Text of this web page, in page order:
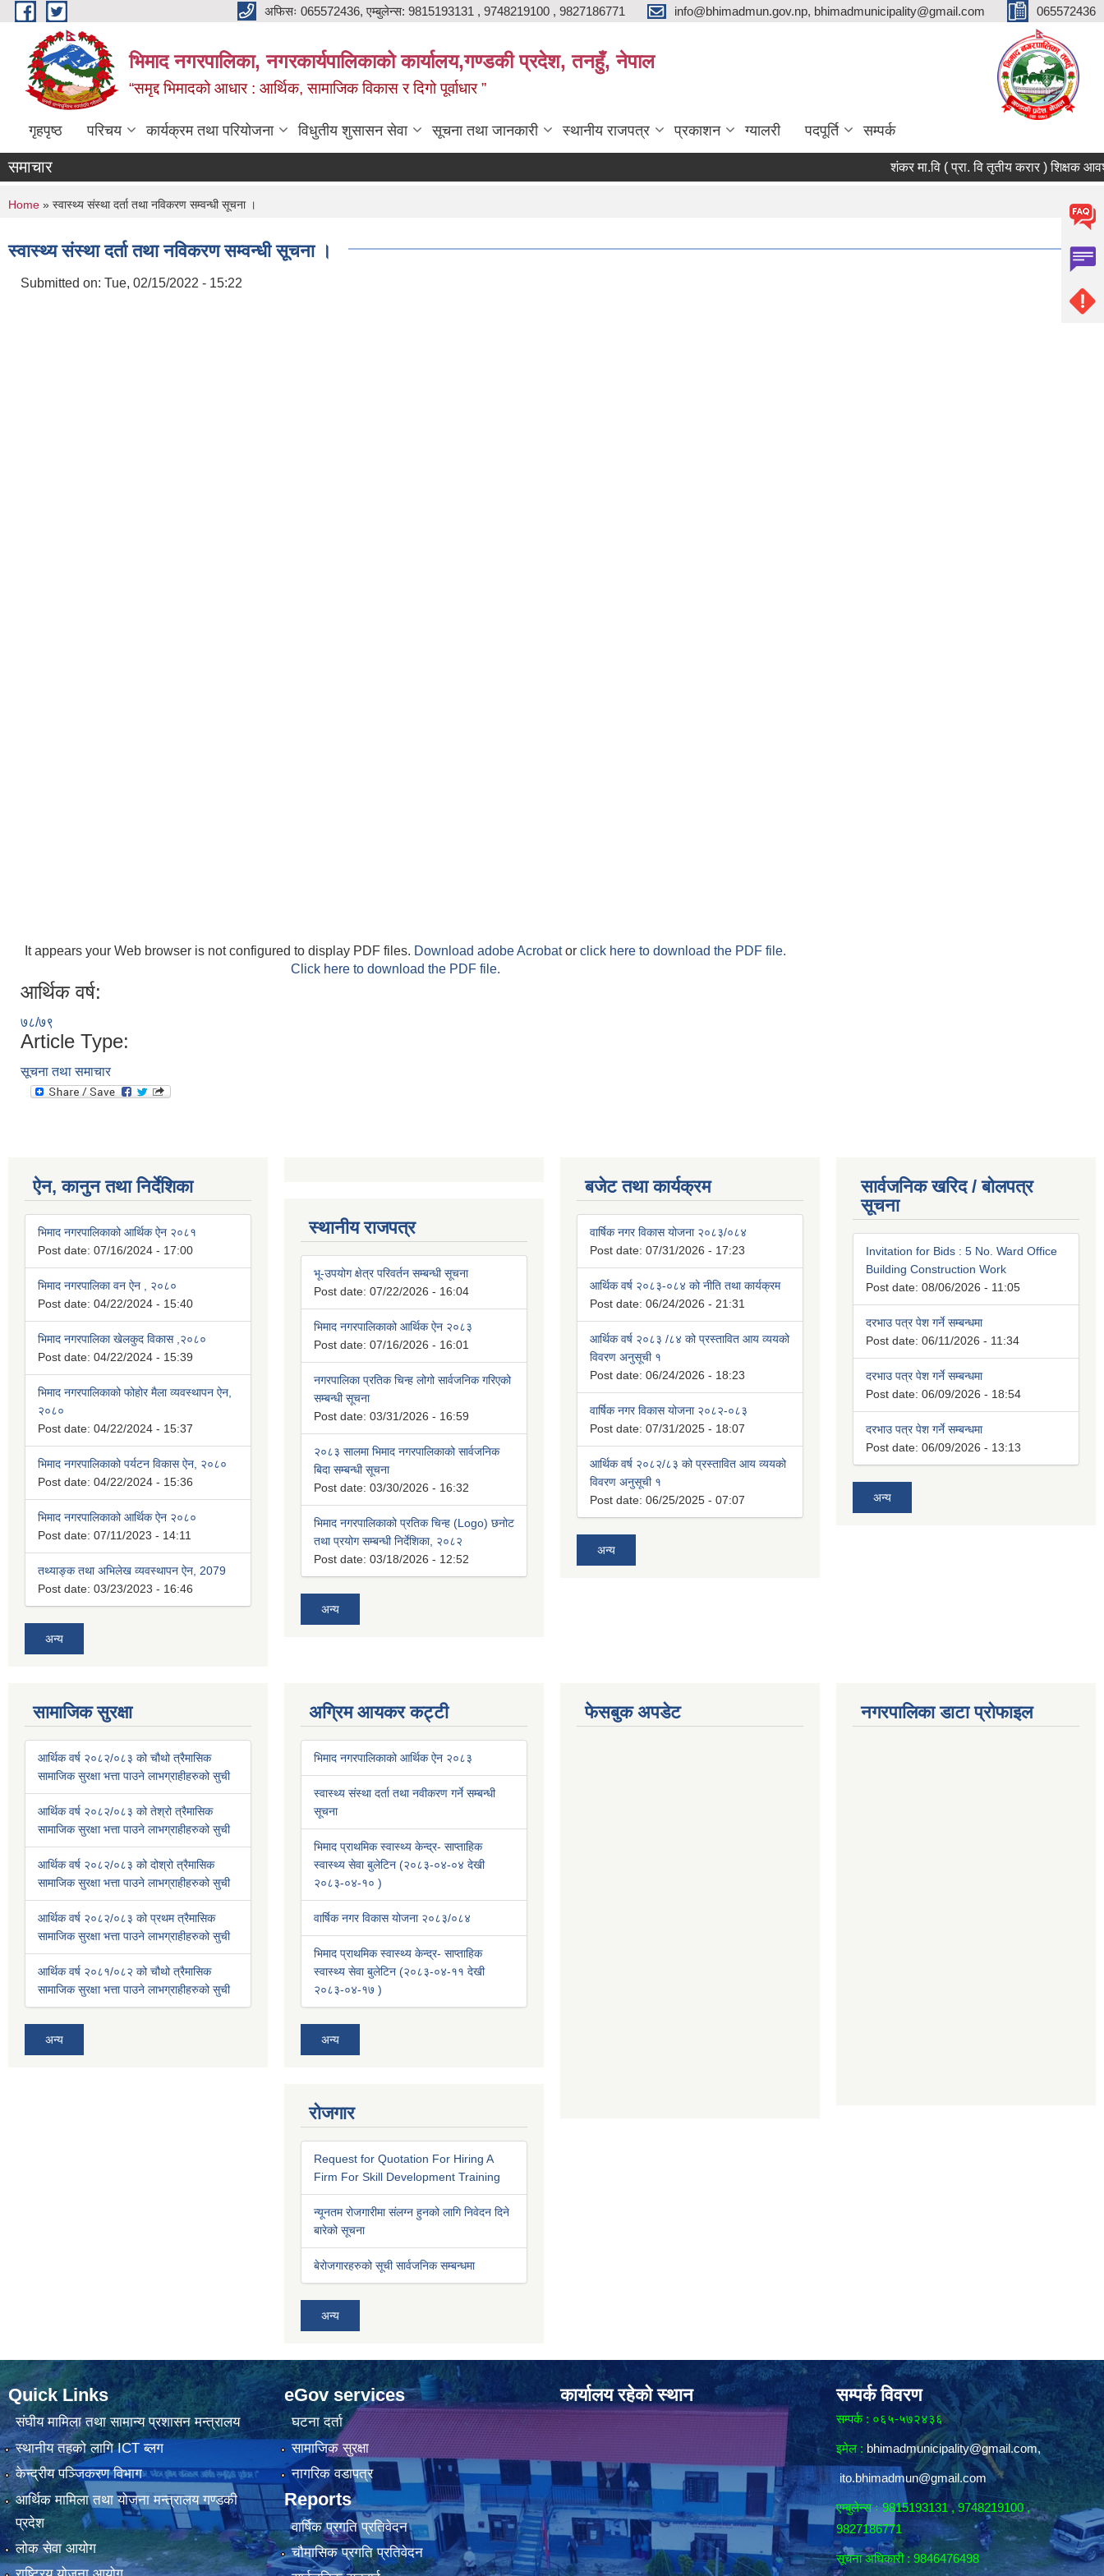
Skip to main content अफिसः 065572436, ‍‍एम्बुलेन्स: 9815193131 , 9748219100 , 9827186771 info@bhimadmun.gov.np, bhimadmunicipality@gmail.com 065572436
भिमाद नगरपालिका, नगरकार्यपालिकाको कार्यालय,गण्डकी प्रदेश, तनहुँ, नेपाल
“समृद्द भिमादको आधार : आर्थिक, सामाजिक विकास र दिगो पूर्वाधार ”
गृहपृष्ठ परिचय कार्यक्रम तथा परियोजना विधुतीय शुसासन सेवा सूचना तथा जानकारी स्थानीय राजपत्र प्रकाशन ग्यालरी पदपूर्ति सम्पर्क
समाचार शंकर मा.वि ( प्रा. वि तृतीय करार ) शिक्षक आवश्यकता
You are here
Home » स्वास्थ्य संस्था दर्ता तथा नविकरण सम्वन्धी सूचना ।
स्वास्थ्य संस्था दर्ता तथा नविकरण सम्वन्धी सूचना ।
Submitted on: Tue, 02/15/2022 - 15:22
It appears your Web browser is not configured to display PDF files. Download adobe Acrobator click here to download the PDF file.
Click here to download the PDF file.
आर्थिक वर्ष:
७८/७९
Article Type:
सूचना तथा समाचार
ऐन, कानुन तथा निर्देशिका
भिमाद नगरपालिकाको आर्थिक ऐन २०८१
Post date: 07/16/2024 - 17:00
भिमाद नगरपालिका वन ऐन , २०८०
Post date: 04/22/2024 - 15:40
भिमाद नगरपालिका खेलकुद विकास ,२०८०
Post date: 04/22/2024 - 15:39
भिमाद नगरपालिकाको फोहोर मैला व्यवस्थापन ऐन,
२०८०
Post date: 04/22/2024 - 15:37
भिमाद नगरपालिकाको पर्यटन विकास ऐन, २०८०
Post date: 04/22/2024 - 15:36
भिमाद नगरपालिकाको आर्थिक ऐन २०८०
Post date: 07/11/2023 - 14:11
तथ्याङ्क तथा अभिलेख व्यवस्थापन ऐन, 2079
Post date: 03/23/2023 - 16:46
अन्य
स्थानीय राजपत्र
भू-उपयोग क्षेत्र परिवर्तन सम्बन्धी सूचना
Post date: 07/22/2026 - 16:04
भिमाद नगरपालिकाको आर्थिक ऐन २०८३
Post date: 07/16/2026 - 16:01
नगरपालिका प्रतिक चिन्ह लोगो सार्वजनिक गरिएको
सम्बन्धी सूचना
Post date: 03/31/2026 - 16:59
२०८३ सालमा भिमाद नगरपालिकाको सार्वजनिक
बिदा सम्बन्धी सूचना
Post date: 03/30/2026 - 16:32
भिमाद नगरपालिकाको प्रतिक चिन्ह (Logo) छनोट
तथा प्रयोग सम्बन्धी निर्देशिका, २०८२
Post date: 03/18/2026 - 12:52
अन्य
बजेट तथा कार्यक्रम
वार्षिक नगर विकास योजना २०८३/०८४
Post date: 07/31/2026 - 17:23
आर्थिक वर्ष २०८३-०८४ को नीति तथा कार्यक्रम
Post date: 06/24/2026 - 21:31
आर्थिक वर्ष २०८३ /८४ को प्रस्तावित आय व्ययको
विवरण अनुसूची १
Post date: 06/24/2026 - 18:23
वार्षिक नगर विकास योजना २०८२-०८३
Post date: 07/31/2025 - 18:07
आर्थिक वर्ष २०८२/८३ को प्रस्तावित आय व्ययको
विवरण अनुसूची १
Post date: 06/25/2025 - 07:07
अन्य
सार्वजनिक खरिद / बोलपत्र
सूचना
Invitation for Bids : 5 No. Ward Office
Building Construction Work
Post date: 08/06/2026 - 11:05
दरभाउ पत्र पेश गर्ने सम्बन्धमा
Post date: 06/11/2026 - 11:34
दरभाउ पत्र पेश गर्ने सम्बन्धमा
Post date: 06/09/2026 - 18:54
दरभाउ पत्र पेश गर्ने सम्बन्धमा
Post date: 06/09/2026 - 13:13
अन्य
सामाजिक सुरक्षा
आर्थिक वर्ष २०८२/०८३ को चौथो त्रैमासिक
सामाजिक सुरक्षा भत्ता पाउने लाभग्राहीहरुको सुची
आर्थिक वर्ष २०८२/०८३ को तेश्रो त्रैमासिक
सामाजिक सुरक्षा भत्ता पाउने लाभग्राहीहरुको सुची
आर्थिक वर्ष २०८२/०८३ को दोश्रो त्रैमासिक
सामाजिक सुरक्षा भत्ता पाउने लाभग्राहीहरुको सुची
आर्थिक वर्ष २०८२/०८३ को प्रथम त्रैमासिक
सामाजिक सुरक्षा भत्ता पाउने लाभग्राहीहरुको सुची
आर्थिक वर्ष २०८१/०८२ को चौथो त्रैमासिक
सामाजिक सुरक्षा भत्ता पाउने लाभग्राहीहरुको सुची
अन्य
अग्रिम आयकर कट्टी
भिमाद नगरपालिकाको आर्थिक ऐन २०८३
स्वास्थ्य संस्था दर्ता तथा नवीकरण गर्ने सम्बन्धी
सूचना
भिमाद प्राथमिक स्वास्थ्य केन्द्र- साप्ताहिक
स्वास्थ्य सेवा बुलेटिन (२०८३-०४-०४ देखी
२०८३-०४-१० )
वार्षिक नगर विकास योजना २०८३/०८४
भिमाद प्राथमिक स्वास्थ्य केन्द्र- साप्ताहिक
स्वास्थ्य सेवा बुलेटिन (२०८३-०४-११ देखी
२०८३-०४-१७ )
अन्य
रोजगार
Request for Quotation For Hiring A
Firm For Skill Development Training
न्यूनतम रोजगारीमा संलग्न हुनको लागि निवेदन दिने
बारेको सूचना
बेरोजगारहरुको सूची सार्वजनिक सम्बन्धमा
अन्य
फेसबुक अपडेट नगरपालिका डाटा प्रोफाइल
Quick Links
संघीय मामिला तथा सामान्य प्रशासन मन्त्रालय
स्थानीय तहको लागि ICT ब्लग
केन्द्रीय पञ्जिकरण विभाग
आर्थिक मामिला तथा योजना मन्त्रालय गण्डकी
प्रदेश
लोक सेवा आयोग
eGov services
घटना दर्ता
सामाजिक सुरक्षा
नागरिक वडापत्र
Reports
वार्षिक प्रगति प्रतिवेदन
चौमासिक प्रगति प्रतिवेदन
कार्यालय रहेको स्थान सम्पर्क विवरण
सम्पर्क : ०६५-५७२४३६
इमेल : bhimadmunicipality@gmail.com,
ito.bhimadmun@gmail.com
एम्बुलेन्स ः 9815193131 , 9748219100 ,
9827186771
सूचना अधिकारी :9846476498